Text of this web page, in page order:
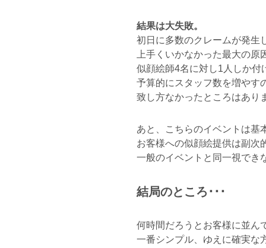
結果は大失敗。
初日に多数のクレームが発生
上手くいかなかった最大の
似顔絵師4名に対し1人しか付
予算的にスタッフ数を増やす
致し方なかったところはあり
あと、こちらのイベントは基
お客様への似顔絵提供は副次
一般のイベントと同一視でき
結局のところ･･･
何時間だろうとお客様に並ん
一番シンプル、ゆえに確実な